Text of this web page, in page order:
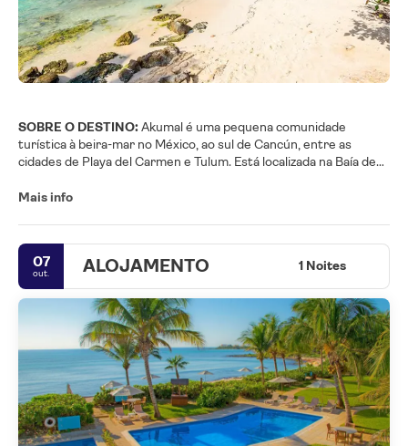
SOBRE O DESTINO:Akumal é uma pequena comunidade
turística à beira-mar no México, ao sul de Cancún, entre as
cidades de Playa del Carmen e Tulum. Está localizada na Baía de
coco no município de Tulum, no estado de Quintana Roo, e faz
maravilhosamente quente e ótimos locais para snorkeling.
Mais info
07
out. ALOJAMENTO 1 Noites